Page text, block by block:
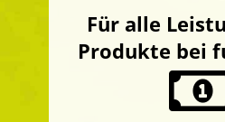
Für alle
Produkte bei